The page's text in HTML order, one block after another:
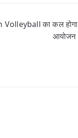
Volleyball का कल होगा
आयोजन